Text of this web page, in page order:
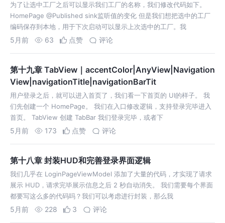
为了让选中工厂之后可以显示我们工厂的名称，我们修改代码如下。
HomePage @Published sink监听值的变化 但是我们想把选中的工厂
编码保存到本地，用于下次启动可以显示上次选中的工厂。我
5月前 63 点赞 评论
第十九章 TabView｜accentColor|AnyView|Navigation
View|navigationTitle|navigationBarTit
用户登录之后，就可以进入首页了，我们看一下首页的 UI的样子。 我
们先创建一个 HomePage。 我们在入口修改逻辑，支持登录完毕进入
首页。 TabView 创建 TabBar 我们登录完毕，或者下
5月前 173 点赞 评论
第十八章 封装HUD和完善登录界面逻辑
我们几乎在 LoginPageViewModel 添加了大量的代码，才实现了请求
展示 HUD，请求完毕展示信息之后 2 秒自动消失。 我们需要每个界面
都要写这么多的代码吗？我们可以考虑进行封装，那么我
5月前 228 3 评论